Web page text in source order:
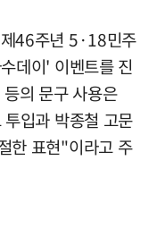
46주년 5·18민주
데이' 이벤트를 진
의 문구 사용은
입과 박종철 고문
한 표현"이라고 주